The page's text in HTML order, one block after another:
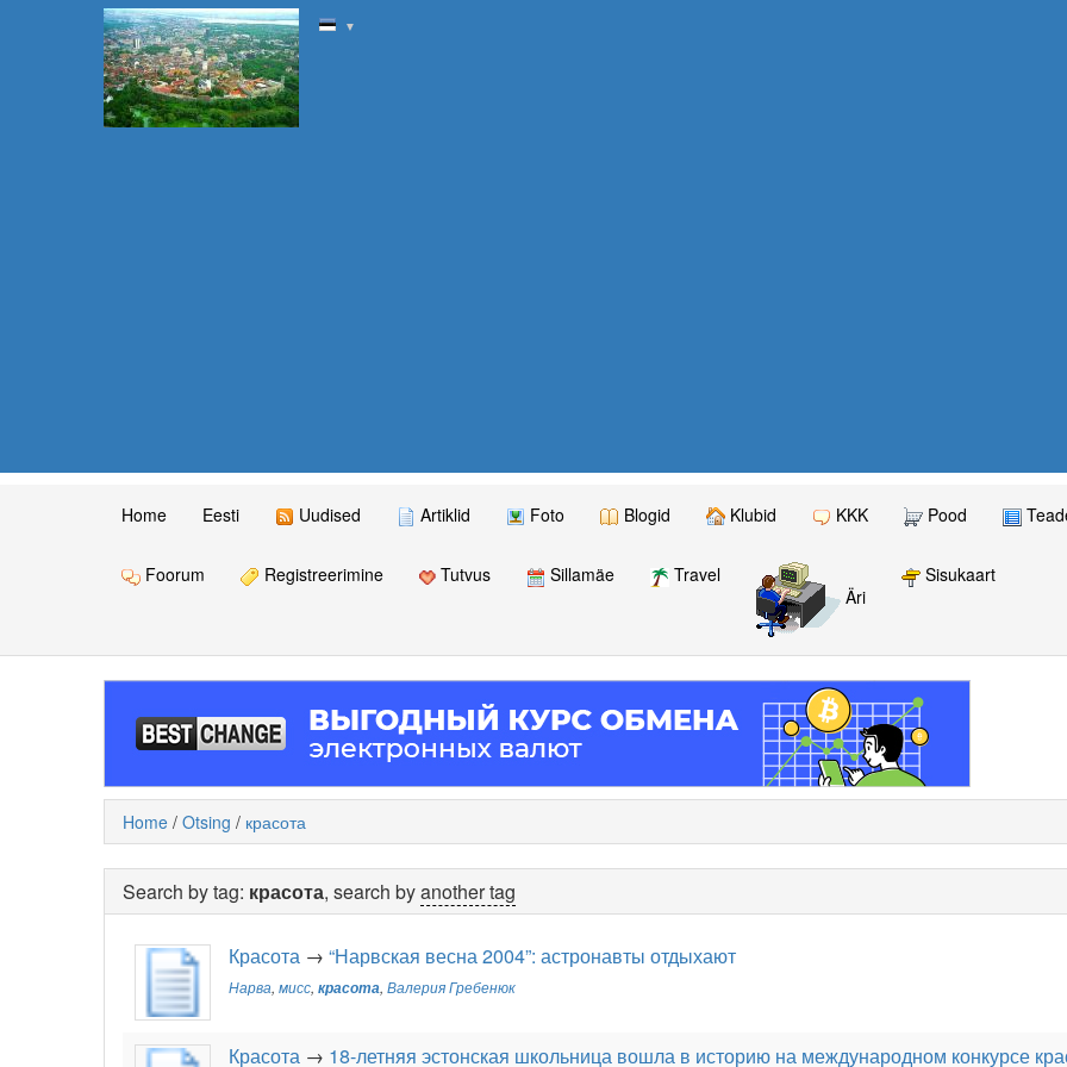
▼
Home Eesti Uudised Artiklid Foto Blogid Klubid KKK Pood
Foorum Registreerimine Tutvus Sillamäe
Travel
Äri
Sisukaart
Home / Otsing / красота
Search by tag: красота, search byanother tag
Красота → “Нарвская весна 2004”: астронавты отдыхают
Нарва, мисс, красота, Валерия Гребенюк
Красота → 18-летняя эстонская школьница вошла в историю на международном конкурсе